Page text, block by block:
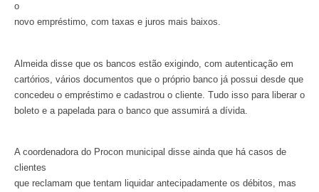
o
novo empréstimo, com taxas e juros mais baixos.
Almeida disse que os bancos estão exigindo, com autenticação em
cartórios, vários documentos que o próprio banco já possui desde que
concedeu o empréstimo e cadastrou o cliente. Tudo isso para liberar o
boleto e a papelada para o banco que assumirá a dívida.
A coordenadora do Procon municipal disse ainda que há casos de
clientes
que reclamam que tentam liquidar antecipadamente os débitos, mas